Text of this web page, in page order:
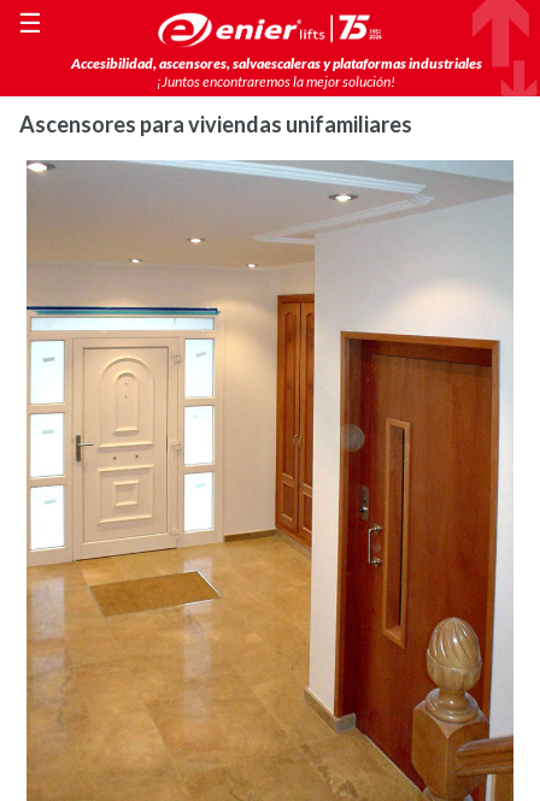
Accesibilidad, ascensores, salvaescaleras y plataformas industriales
¡Juntos encontraremos la mejor solución!
☰
Ascensores para viviendas unifamiliares